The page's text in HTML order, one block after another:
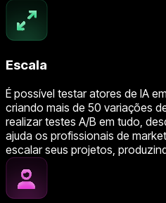
Escala
É possível testar atores de IA
criando mais de 50 variações
realizar testes A/B em tudo,
ajuda os profissionais de
escalar seus projetos,